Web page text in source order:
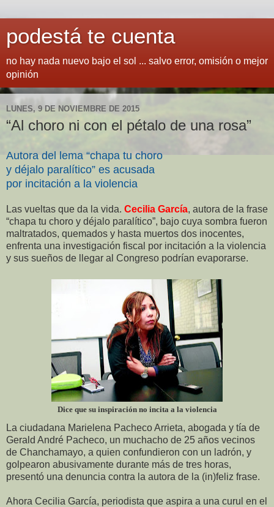
podestá te cuenta
no hay nada nuevo bajo el sol ... salvo error, omisión o mejor
opinión
LUNES, 9 DE NOVIEMBRE DE 2015
“Al choro ni con el pétalo de una rosa”
Autora del lema “chapa tu choro
y déjalo paralítico” es acusada
por incitación a la violencia
Las vueltas que da la vida. Cecilia García, autora de la frase
“chapa tu choro y déjalo paralítico”, bajo cuya sombra fueron
maltratados, quemados y hasta muertos dos inocentes,
enfrenta una investigación fiscal por incitación a la violencia
y sus sueños de llegar al Congreso podrían evaporarse.
Dice que su inspiración no incita a la violencia
La ciudadana Marielena Pacheco Arrieta, abogada y tía de
Gerald André Pacheco, un muchacho de 25 años vecinos
de Chanchamayo, a quien confundieron con un ladrón, y
golpearon abusivamente durante más de tres horas,
presentó una denuncia contra la autora de la (in)feliz frase.
Ahora Cecilia García, periodista que aspira a una curul en el